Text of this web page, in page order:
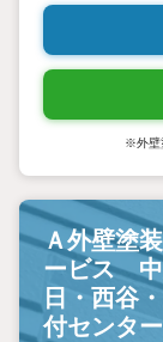
※外壁
Ａ外壁塗
ービス 中
日・西谷
付センター